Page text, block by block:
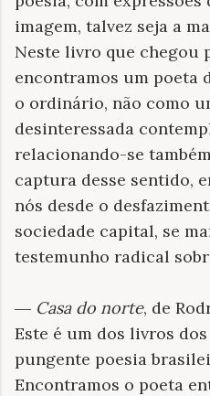
imagem, talvez seja a
Neste livro que chegou
encontramos um poeta
o ordinário, não como
desinteressada
relacionando-se
captura desse sentido,
nós desde o
sociedade capital, se
testemunho radical
― Casa do norte, de
Este é um dos livros
pungente poesia
Encontramos o poeta